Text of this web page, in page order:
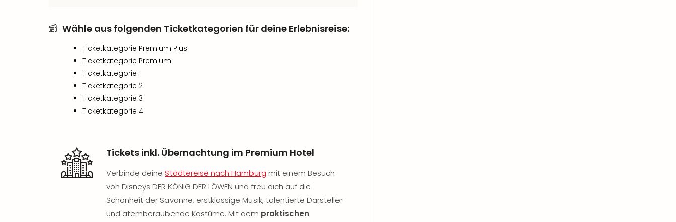
Wähle aus folgenden Ticketkategorien für deine Erlebnisreise:
Ticketkategorie Premium Plus
Ticketkategorie Premium
Ticketkategorie 1
Ticketkategorie 2
Ticketkategorie 3
Ticketkategorie 4
Tickets inkl. Übernachtung im Premium Hotel
Verbinde deine Städtereise nach Hamburg mit einem Besuch
von Disneys DER KÖNIG DER LÖWEN und freu dich auf die
Schönheit der Savanne, erstklassige Musik, talentierte Darsteller
und atemberaubende Kostüme. Mit dem praktischen